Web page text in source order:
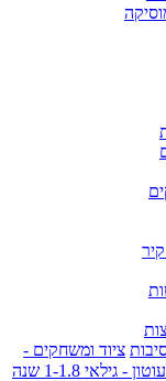
ציוד ומשחקים -
- גילאי 1-1.8 שנה